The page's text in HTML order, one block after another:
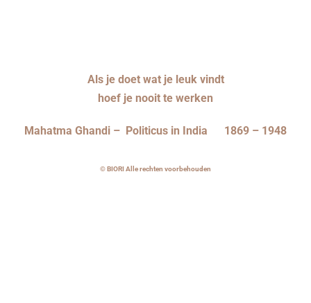
Als je doet wat je leuk vindt
hoef je nooit te werken
Mahatma Ghandi – Politicus in India 1869 – 1948
© BIORI Alle rechten voorbehouden